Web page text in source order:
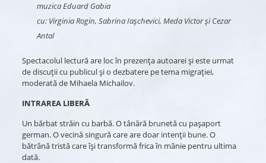
muzica Eduard Gabia
cu: Virginia Rogin, Sabrina Iașchevici, Meda Victor și Cezar
Antal
Spectacolul lectură are loc în prezența autoarei și este urmat
de discuții cu publicul și o dezbatere pe tema migrației,
moderată de Mihaela Michailov.
INTRAREA LIBERĂ
Un bărbat străin cu barbă. O tânără brunetă cu pașaport
german. O vecină singură care are doar intenții bune. O
bătrână tristă care își transformă frica în mânie pentru ultima
dată.